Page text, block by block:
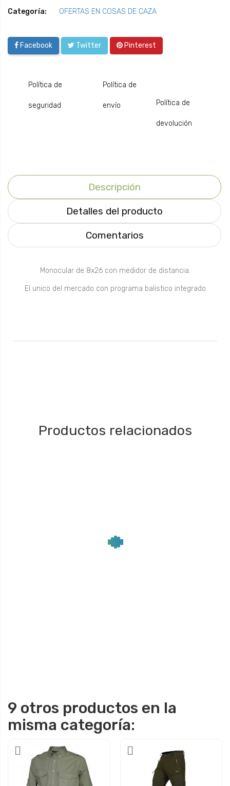
Categoría:
OFERTAS EN COSAS DE CAZA
Facebook Twitter Pinterest
Política de
seguridad
Política de
envío Política de
devolución
Descripción
Detalles del producto
Comentarios
Monocular de 8x26 con medidor de distancia.
El unico del mercado con programa balistico integrado
Productos relacionados
9 otros productos en la
misma categoría: